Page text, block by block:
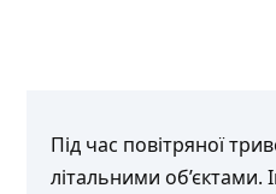
Під час повітряної
літальними